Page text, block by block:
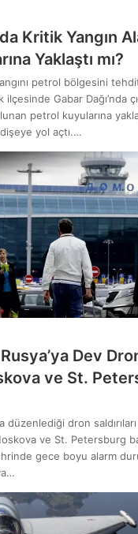
Kritik Yangın
Yaklaştı mı?
petrol bölgesini
ilçesinde Gabar Dağı’nda
petrol kuyularına
yol açtı.…
Dev
ve St.
düzenlediği dron
ve St. Petersburg
gece boyu alarm